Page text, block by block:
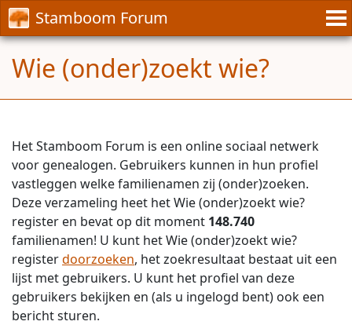
Stamboom Forum
Wie (onder)zoekt wie?
Het Stamboom Forum is een online sociaal netwerk
voor genealogen. Gebruikers kunnen in hun profiel
vastleggen welke familienamen zij (onder)zoeken.
Deze verzameling heet het Wie (onder)zoekt wie?
register en bevat op dit moment 148.740
familienamen! U kunt het Wie (onder)zoekt wie?
registerdoorzoeken, het zoekresultaat bestaat uit een
lijst met gebruikers. U kunt het profiel van deze
gebruikers bekijken en (als u ingelogd bent) ook een
bericht sturen.